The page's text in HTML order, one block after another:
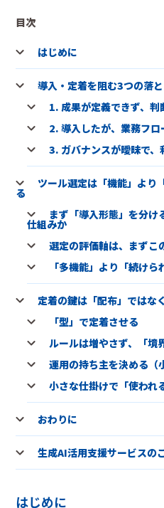
目次
はじめに
導入・定着を阻む3つの落
1. 成果が定義できず、判
2. 導入したが、業務フロ
3. ガバナンスが曖昧で、
ツール選定は「機能」より
る
まず「導入形態」を分け
仕組みか
選定の評価軸は、まずこ
「多機能」より「続け
定着の鍵は「配布」ではな
「型」で定着させる
ルールは増やさず、「境
運用の持ち主を決める（
小さな仕掛けで「使われ
おわりに
生成AI活用支援サービスの
はじめに